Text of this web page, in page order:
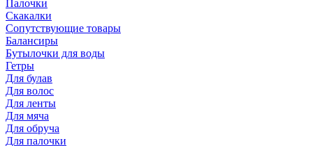
Палочки
Скакалки
Сопутствующие товары
Балансиры
Бутылочки для воды
Гетры
Для булав
Для волос
Для ленты
Для мяча
Для обруча
Для палочки